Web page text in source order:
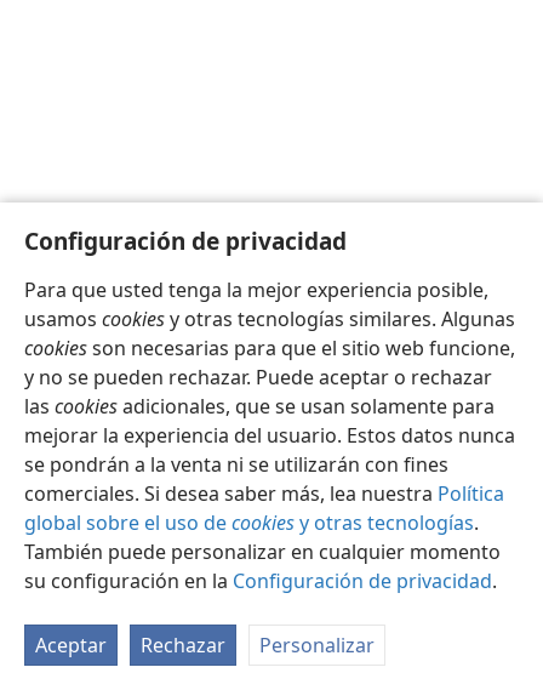
Configuración de privacidad
Para que usted tenga la mejor experiencia posible,
usamos cookiesy otras tecnologías similares. Algunas
cookiesson necesarias para que el sitio web funcione,
y no se pueden rechazar. Puede aceptar o rechazar
las cookiesadicionales, que se usan solamente para
mejorar la experiencia del usuario. Estos datos nunca
se pondrán a la venta ni se utilizarán con fines
comerciales. Si desea saber más, lea nuestra Política
global sobre el uso decookiesy otras tecnologías.
También puede personalizar en cualquier momento
su configuración en la Configuración de privacidad.
Aceptar Rechazar Personalizar
Español Configuración
Copyright© 2026 Watch Tower Bible and Tract Society of Pennsylvania
Condiciones de uso
Política de privacidad
Configuración de privacidad
JW.ORG Iniciar sesión